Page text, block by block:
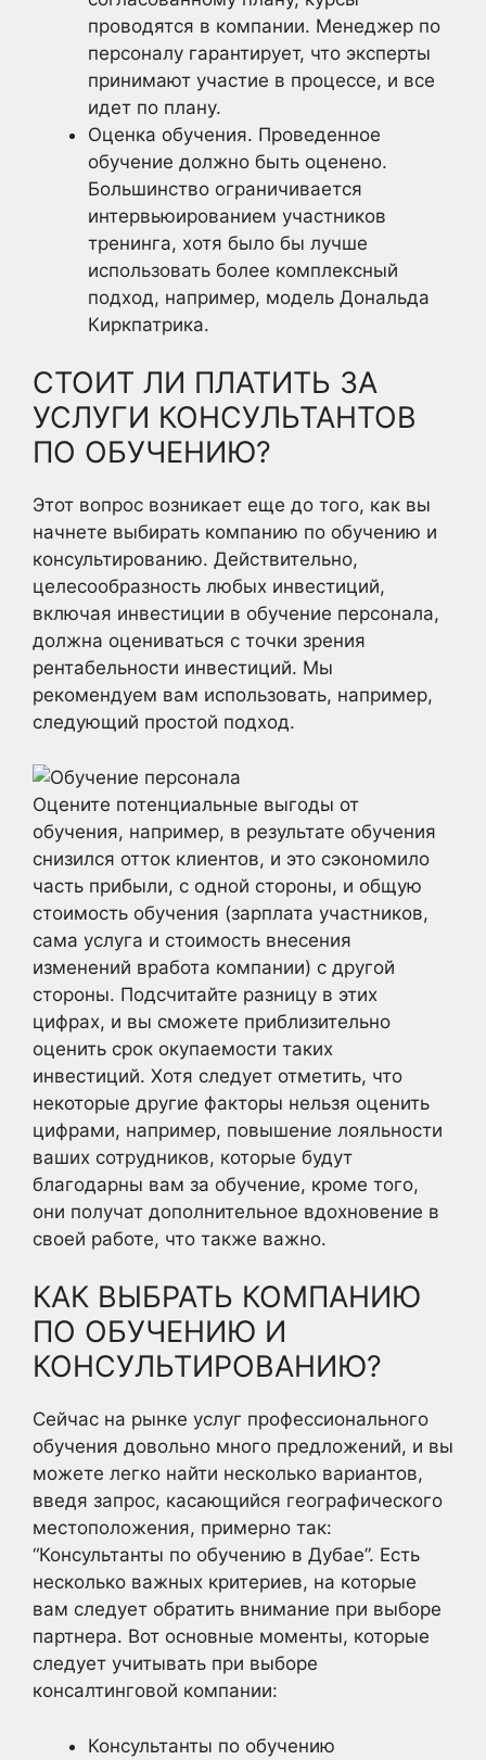
проводятся в компании. Менеджер по
персоналу гарантирует, что эксперты
принимают участие в процессе, и все
идет по плану.
Оценка обучения. Проведенное
обучение должно быть оценено.
Большинство ограничивается
интервьюированием участников
тренинга, хотя было бы лучше
использовать более комплексный
подход, например, модель Дональда
Киркпатрика.
СТОИТ ЛИ ПЛАТИТЬ ЗА
УСЛУГИ КОНСУЛЬТАНТОВ
ПО ОБУЧЕНИЮ?
Этот вопрос возникает еще до того, как вы
начнете выбирать компанию по обучению и
консультированию. Действительно,
целесообразность любых инвестиций,
включая инвестиции в обучение персонала,
должна оцениваться с точки зрения
рентабельности инвестиций. Мы
рекомендуем вам использовать, например,
следующий простой подход.
Оцените потенциальные выгоды от
обучения, например, в результате обучения
снизился отток клиентов, и это сэкономило
часть прибыли, с одной стороны, и общую
стоимость обучения (зарплата участников,
сама услуга и стоимость внесения
изменений вработа компании) с другой
стороны. Подсчитайте разницу в этих
цифрах, и вы сможете приблизительно
оценить срок окупаемости таких
инвестиций. Хотя следует отметить, что
некоторые другие факторы нельзя оценить
цифрами, например, повышение лояльности
ваших сотрудников, которые будут
благодарны вам за обучение, кроме того,
они получат дополнительное вдохновение в
своей работе, что также важно.
КАК ВЫБРАТЬ КОМПАНИЮ
ПО ОБУЧЕНИЮ И
КОНСУЛЬТИРОВАНИЮ?
Сейчас на рынке услуг профессионального
обучения довольно много предложений, и вы
можете легко найти несколько вариантов,
введя запрос, касающийся географического
местоположения, примерно так:
“Консультанты по обучению в Дубае”. Есть
несколько важных критериев, на которые
вам следует обратить внимание при выборе
партнера. Вот основные моменты, которые
следует учитывать при выборе
консалтинговой компании:
Консультанты по обучению